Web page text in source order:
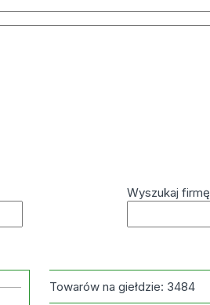
Wyszukaj firmę
Towarów na giełdzie: 3484